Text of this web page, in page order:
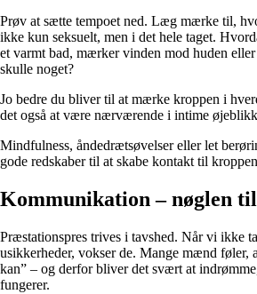
Prøv at sætte tempoet ned. Læg mærke til,
ikke kun seksuelt, men i det hele taget.
et varmt bad, mærker vinden mod huden
skulle noget?
Jo bedre du bliver til at mærke kroppen i
det også at være nærværende i intime
Mindfulness, åndedrætsøvelser eller let
gode redskaber til at skabe kontakt til
Kommunikation – nøglen
Præstationspres trives i tavshed. Når vi ikke
usikkerheder, vokser de. Mange mænd føler,
kan” – og derfor bliver det svært at
fungerer.